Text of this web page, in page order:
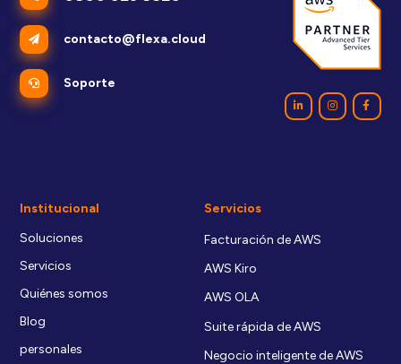
contacto@flexa.cloud
Soporte
Institucional
Soluciones
Servicios
Quiénes somos
Blog
personales
Servicios
Facturación de AWS
AWS Kiro
AWS OLA
Suite rápida de AWS
Negocio inteligente de AWS